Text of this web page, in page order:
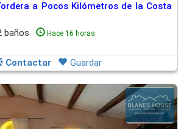
a Pocos Kilómetros de la Costa
baños Hace 16 horas
Contactar Guardar